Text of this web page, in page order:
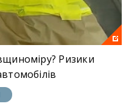
Ризики